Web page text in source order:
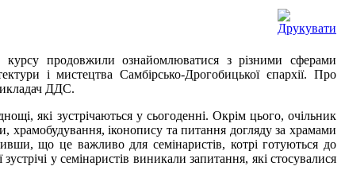
продовжили ознайомлюватися з різними сферами
і мистецтва Самбірсько-Дрогобицької єпархії. Про
ДДС.
які зустрічаються у сьогоденні. Окрім цього, очільник
храмобудування, іконопису та питання догляду за храмами
що це важливо для семінаристів, котрі готуються до
у семінаристів виникали запитання, які стосувалися